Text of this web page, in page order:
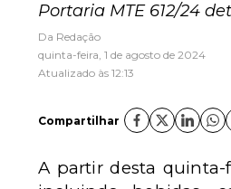
Portaria MTE 612/24
Da Redação
quinta-feira, 1 de agosto de 2024
Atualizado às 12:13
Compartilhar
A partir desta quinta-